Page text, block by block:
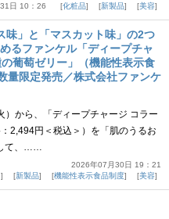
日 10：26 化粧品 新製品 美容
味」と「マスカット味」の2つ
るファンケル「ディープチャ
葡萄ゼリー」（機能性表示食
量限定発売／株式会社ファンケ
から、「ディープチャージ コラー
2,494円＜税込＞）を「肌のうるお
て、……
2026年07月30日 19：21
新製品 機能性表示食品制度 美容